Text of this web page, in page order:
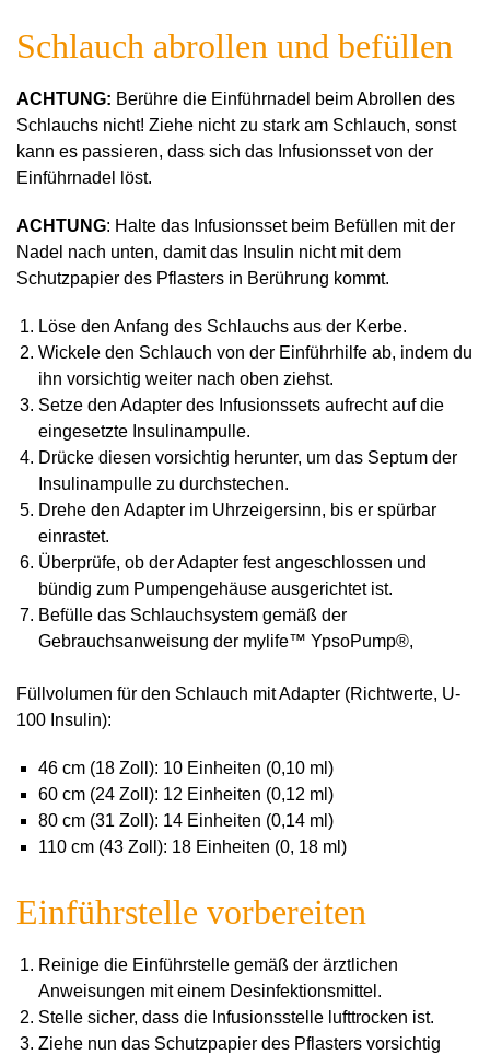
Schlauch abrollen und befüllen
ACHTUNG: Berühre die Einführnadel beim Abrollen des
Schlauchs nicht! Ziehe nicht zu stark am Schlauch, sonst
kann es passieren, dass sich das Infusionsset von der
Einführnadel löst.
ACHTUNG: Halte das Infusionsset beim Befüllen mit der
Nadel nach unten, damit das Insulin nicht mit dem
Schutzpapier des Pflasters in Berührung kommt.
Löse den Anfang des Schlauchs aus der Kerbe.
Wickele den Schlauch von der Einführhilfe ab, indem du
ihn vorsichtig weiter nach oben ziehst.
Setze den Adapter des Infusionssets aufrecht auf die
eingesetzte Insulinampulle.
Drücke diesen vorsichtig herunter, um das Septum der
Insulinampulle zu durchstechen.
Drehe den Adapter im Uhrzeigersinn, bis er spürbar
einrastet.
Überprüfe, ob der Adapter fest angeschlossen und
bündig zum Pumpengehäuse ausgerichtet ist.
Befülle das Schlauchsystem gemäß der
Gebrauchsanweisung der mylife™ YpsoPump®,
Füllvolumen für den Schlauch mit Adapter (Richtwerte, U-
100 Insulin):
46 cm (18 Zoll): 10 Einheiten (0,10 ml)
60 cm (24 Zoll): 12 Einheiten (0,12 ml)
80 cm (31 Zoll): 14 Einheiten (0,14 ml)
110 cm (43 Zoll): 18 Einheiten (0, 18 ml)
Einführstelle vorbereiten
Reinige die Einführstelle gemäß der ärztlichen
Anweisungen mit einem Desinfektionsmittel.
Stelle sicher, dass die Infusionsstelle lufttrocken ist.
Ziehe nun das Schutzpapier des Pflasters vorsichtig